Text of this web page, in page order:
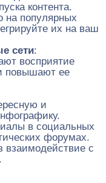
контента.
на популярных
их на ваш
сети:
восприятие
повышают ее
и
в социальных
форумах.
взаимодействие с